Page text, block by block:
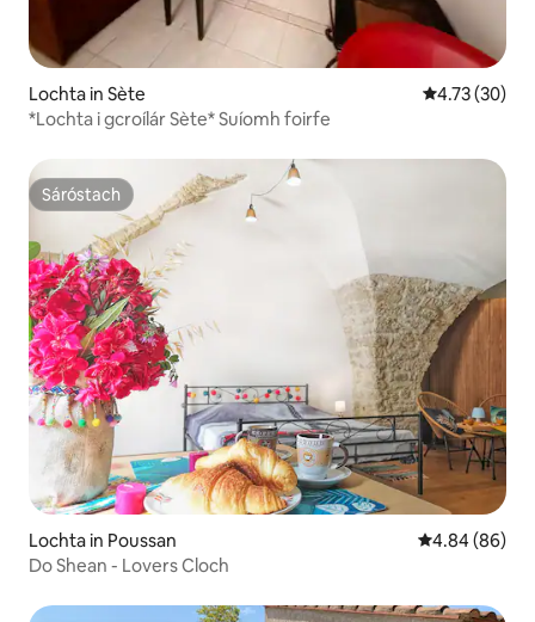
Lochta in Sète Meánrátáil
4.73 (30)
*Lochta i gcroílár Sète* Suíomh foirfe
Sáróstach
Sáróstach
Lochta in Poussan Meánrátáil
4.84 (86)
Do Shean - Lovers Cloch